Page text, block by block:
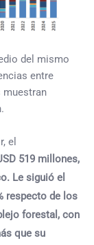
del mismo
entre
muestran
el
519 millones,
Le siguió el
respecto de los
forestal, con
que su